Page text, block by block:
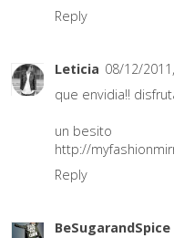
Reply
Leticia 08/12/
que envidia!!
un besito
http://
Reply
BeSugarandSpice